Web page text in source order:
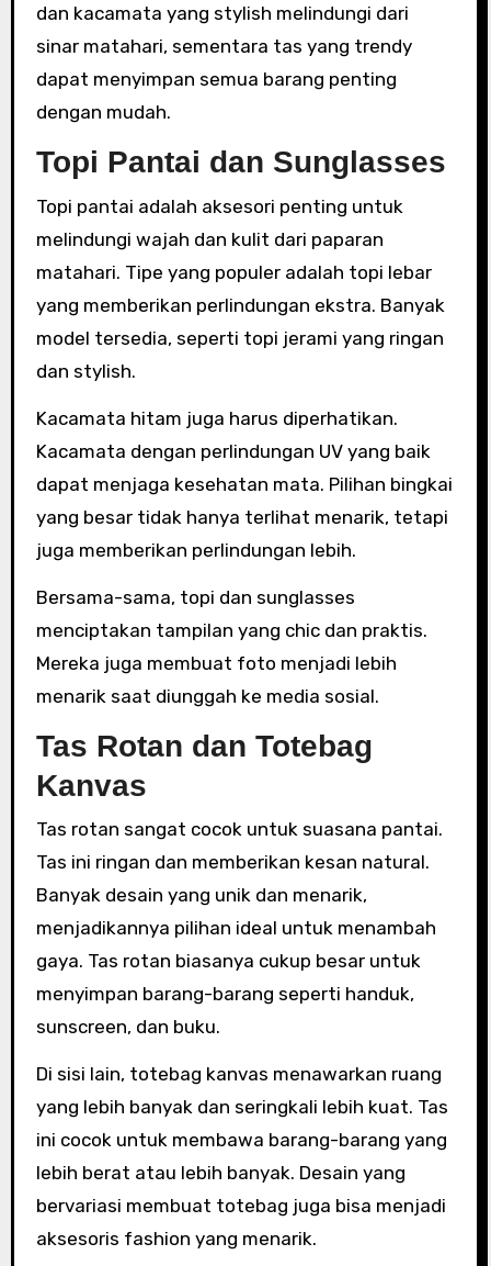
dan kacamata yang stylish melindungi dari
sinar matahari, sementara tas yang trendy
dapat menyimpan semua barang penting
dengan mudah.
Topi Pantai dan Sunglasses
Topi pantai adalah aksesori penting untuk
melindungi wajah dan kulit dari paparan
matahari. Tipe yang populer adalah topi lebar
yang memberikan perlindungan ekstra. Banyak
model tersedia, seperti topi jerami yang ringan
dan stylish.
Kacamata hitam juga harus diperhatikan.
Kacamata dengan perlindungan UV yang baik
dapat menjaga kesehatan mata. Pilihan bingkai
yang besar tidak hanya terlihat menarik, tetapi
juga memberikan perlindungan lebih.
Bersama-sama, topi dan sunglasses
menciptakan tampilan yang chic dan praktis.
Mereka juga membuat foto menjadi lebih
menarik saat diunggah ke media sosial.
Tas Rotan dan Totebag
Kanvas
Tas rotan sangat cocok untuk suasana pantai.
Tas ini ringan dan memberikan kesan natural.
Banyak desain yang unik dan menarik,
menjadikannya pilihan ideal untuk menambah
gaya. Tas rotan biasanya cukup besar untuk
menyimpan barang-barang seperti handuk,
sunscreen, dan buku.
Di sisi lain, totebag kanvas menawarkan ruang
yang lebih banyak dan seringkali lebih kuat. Tas
ini cocok untuk membawa barang-barang yang
lebih berat atau lebih banyak. Desain yang
bervariasi membuat totebag juga bisa menjadi
aksesoris fashion yang menarik.